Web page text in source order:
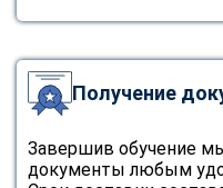
Получение
Завершив обучение
документы любым